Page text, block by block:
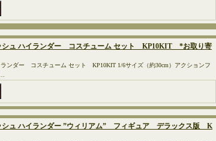
ュ ハイランダー コスチューム セット KP10KIT *お取り寄
ンダー コスチューム セット KP10KIT 1/6サイズ（約30cm）アクションフ
ュ ハイランダー ”ウィリアム” フィギュア デラックス版 K